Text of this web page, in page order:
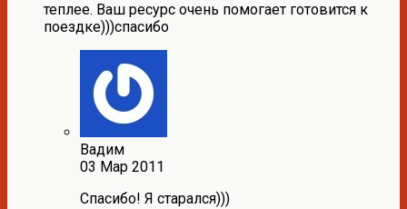
теплее. Ваш ресурс очень помогает готовится к
поездке)))спасибо
Вадим
03 Мар 2011
Спасибо! Я старался)))